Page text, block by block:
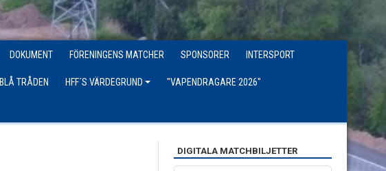
DOKUMENT FÖRENINGENS MATCHER SPONSORER INTERSPORT
BLÅ TRÅDEN HFF´S VÄRDEGRUND "VAPENDRAGARE 2026"
DIGITALA MATCHBILJETTER